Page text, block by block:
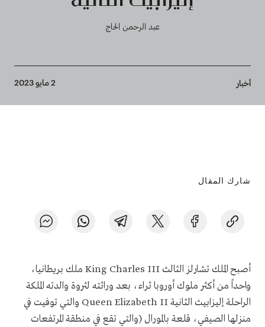
عبد الرحمن الحاج
Breadcrumb
أخبار 2 مايو 2023
شارك المقال
أصبح الملك تشارلز الثالث King Charles III ملك بريطانيا،
واحداً من أكثر ملوك أوروبا ثراء، بعد وراثته لثروة والدته الملكة
الراحلة إليزابيث الثانيةQueen Elizabeth II والتي توفيت في
منزلها الصيفي، قلعة بالمورال (والتي تقع في منطقة المرتفعات